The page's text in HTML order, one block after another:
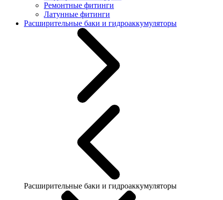
Ремонтные фитинги
Латунные фитинги
Расширительные баки и гидроаккумуляторы
Расширительные баки и гидроаккумуляторы